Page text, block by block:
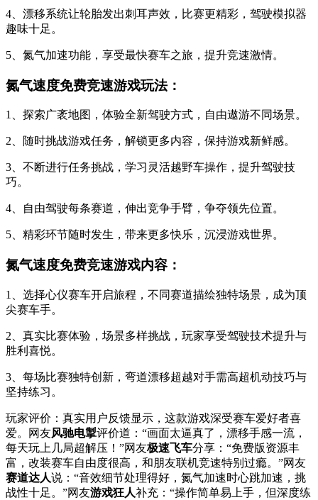
4、漂移系统让轮胎发出刺耳声效，比赛更精彩，驾驶模拟器
趣味十足。
5、氮气加速功能，享受最快赛车之旅，提升竞速激情。
氮气速度免费竞速游戏玩法：
1、探索广袤地图，体验全新驾驶方式，自由遨游不同场景。
2、随时挑战游戏任务，解锁更多内容，保持游戏新鲜感。
3、不断进行任务挑战，学习灵活越野车操作，提升驾驶技
巧。
4、自由驾驶每条赛道，伸出竞争手臂，争夺领先位置。
5、精彩环节随时发生，带来更多快乐，沉浸游戏世界。
氮气速度免费竞速游戏内容：
1、选择心仪赛车开启旅程，不同赛道描绘独特场景，成为顶
尖赛车手。
2、真实比赛体验，场景多样挑战，玩家享受驾驶技术提升与
胜利喜悦。
3、每场比赛独特创新，弯道漂移超越对手需高超机动技巧与
坚持练习。
玩家评价：真实用户反馈显示，这款游戏深受赛车爱好者喜
爱。网友风驰电掣评价道：“画面太逼真了，漂移手感一流，
每天玩上几局超解压！”网友极速飞车分享：“免费版资源丰
富，改装赛车自由度很高，和朋友联机竞速特别过瘾。”网友
赛道达人说：“音效细节处理得好，氮气加速时心跳加速，挑
战性十足。”网友游戏狂人补充：“操作简单易上手，但深度练